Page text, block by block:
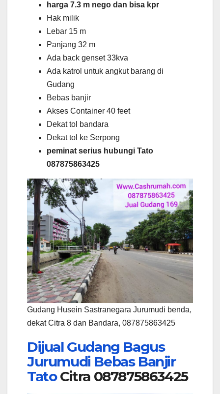
harga 7.3 m nego dan bisa kpr
Hak milik
Lebar 15 m
Panjang 32 m
Ada back genset 33kva
Ada katrol untuk angkut barang di
Gudang
Bebas banjir
Akses Container 40 feet
Dekat tol bandara
Dekat tol ke Serpong
peminat serius hubungi Tato
087875863425
Gudang Husein Sastranegara Jurumudi benda,
dekat Citra 8 dan Bandara, 087875863425
Dijual Gudang Bagus
Jurumudi Bebas Banjir
TatoCitra 087875863425